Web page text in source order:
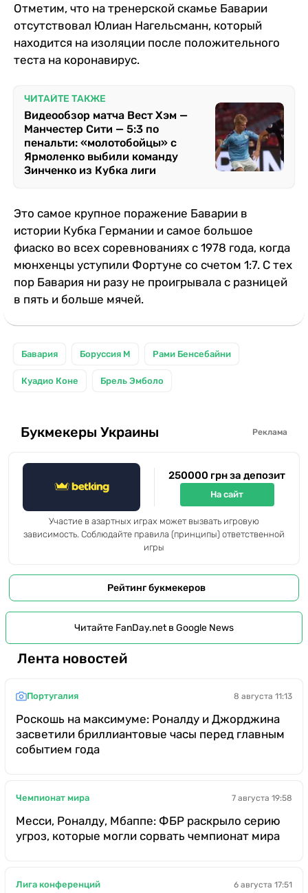
Отметим, что на тренерской скамье Баварии
отсутствовал Юлиан Нагельсманн, который
находится на изоляции после положительного
теста на коронавирус.
ЧИТАЙТЕ ТАКЖЕ
Видеообзор матча Вест Хэм —
Манчестер Сити — 5:3 по
пенальти: «молотобойцы» с
Ярмоленко выбили команду
Зинченко из Кубка лиги
Это самое крупное поражение Баварии в
истории Кубка Германии и самое большое
фиаско во всех соревнованиях с 1978 года, когда
мюнхенцы уступили Фортуне со счетом 1:7. С тех
пор Бавария ни разу не проигрывала с разницей
в пять и больше мячей.
Бавария Боруссия М Рами Бенсебайни
Куадио Коне Брель Эмболо
Букмекеры Украины Реклама
250000 грн за депозит
На сайт
Участие в азартных играх может вызвать игровую
зависимость. Соблюдайте правила (принципы) ответственной
игры
Рейтинг букмекеров
Читайте FanDay.net в Google News
Лента новостей
Португалия 8 августа 11:13
Роскошь на максимуме: Роналду и Джорджина
засветили бриллиантовые часы перед главным
событием года
Чемпионат мира 7 августа 19:58
Месси, Роналду, Мбаппе: ФБР раскрыло серию
угроз, которые могли сорвать чемпионат мира
Лига конференций 6 августа 17:51